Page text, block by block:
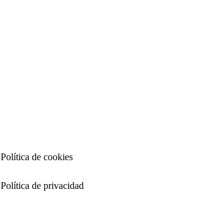
Política de cookies
Política de privacidad